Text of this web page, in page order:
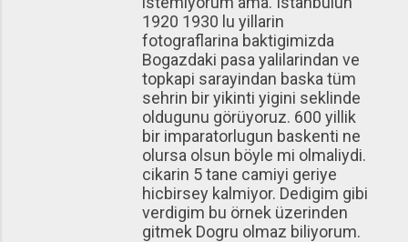
1920 1930 lu yillarin
fotograflarina baktigimizda
Bogazdaki pasa yalilarindan ve
topkapi sarayindan baska tüm
sehrin bir yikinti yigini seklinde
oldugunu görüyoruz. 600 yillik
bir imparatorlugun baskenti ne
olursa olsun böyle mi olmaliydi.
cikarin 5 tane camiyi geriye
hicbirsey kalmiyor. Dedigim gibi
verdigim bu örnek üzerinden
gitmek Dogru olmaz biliyorum.